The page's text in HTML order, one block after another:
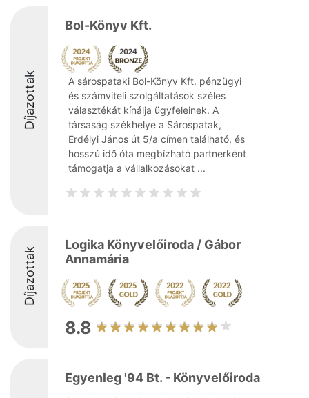
Díjazottak
Bol-Könyv Kft.
A sárospataki Bol-Könyv Kft. pénzügyi
és számviteli szolgáltatások széles
választékát kínálja ügyfeleinek. A
társaság székhelye a Sárospatak,
Erdélyi János út 5/a címen található, és
hosszú idő óta megbízható partnerként
támogatja a vállalkozásokat ...
Díjazottak
Logika Könyvelőiroda / Gábor
Annamária
8.8
Egyenleg '94 Bt. - Könyvelőiroda